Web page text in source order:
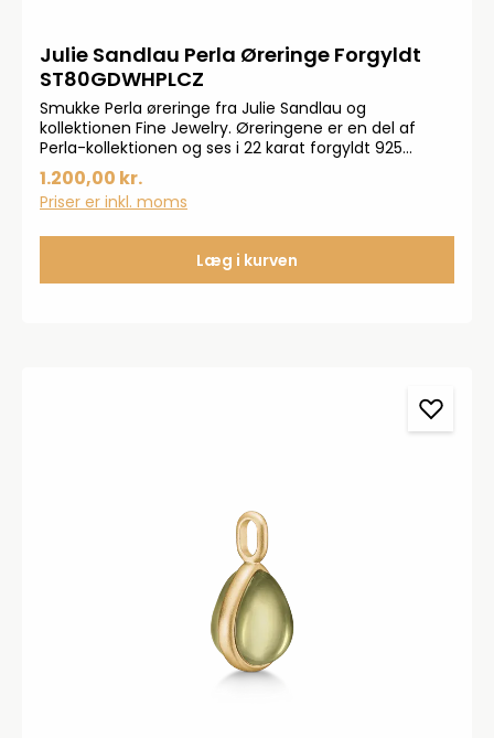
Julie Sandlau Perla Øreringe Forgyldt
ST80GDWHPLCZ
Smukke Perla øreringe fra Julie Sandlau og
kollektionen Fine Jewelry. Øreringene er en del af
Perla-kollektionen og ses i 22 karat forgyldt 925
sterlingsølv med ferskvandsperler og facetslebne
klare zirkoner. Måler: 6x10 mm
1.200,00 kr.
Priser er inkl. moms
Læg i kurven